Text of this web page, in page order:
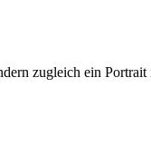
zugleich ein